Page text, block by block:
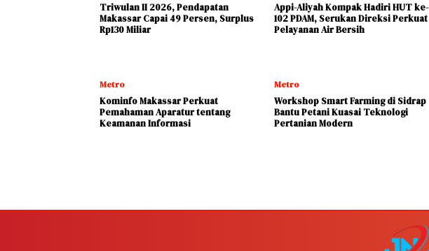
Triwulan II 2026, Pendapatan
Makassar Capai 49 Persen, Surplus
Rp130 Miliar
Appi-Aliyah Kompak Hadiri HUT ke-
102 PDAM, Serukan Direksi Perkuat
Pelayanan Air Bersih
Metro
Kominfo Makassar Perkuat
Pemahaman Aparatur tentang
Keamanan Informasi
Metro
Workshop Smart Farming di Sidrap
Bantu Petani Kuasai Teknologi
Pertanian Modern